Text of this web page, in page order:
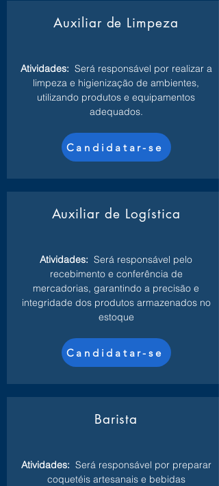
Auxiliar de Limpeza
Atividades: Será responsável por realizar a
limpeza e higienização de ambientes,
utilizando produtos e equipamentos
adequados.
Candidatar-se
Auxiliar de Logística
Atividades: Será responsável pelo
recebimento e conferência de
mercadorias, garantindo a precisão e
integridade dos produtos armazenados no
estoque
Candidatar-se
Barista
Atividades: Será responsável por preparar
coquetéis artesanais e bebidas